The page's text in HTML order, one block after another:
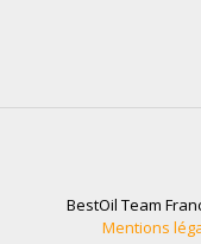
BestOil Team
Mentions